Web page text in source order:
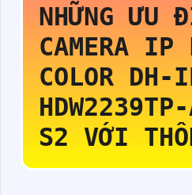
NHỮNG ƯU
CAMERA IP
COLOR DH-
S2 VỚI